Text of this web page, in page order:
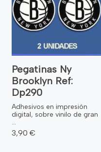
Pegatinas Ny
Brooklyn Ref:
Dp290
Adhesivos en impresión
digital, sobre vinilo de gran
...
3,90 €